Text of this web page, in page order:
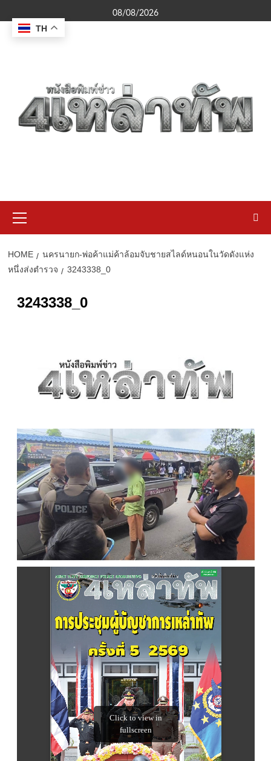
to
content
08/08/2026
Menu
HOME
นครนายก-พ่อค้าแม่ค้าล้อมจับชายสไลด์หนอนในวัดดังแห่ง
หนึ่งส่งตำรวจ
3243338_0
3243338_0
TH